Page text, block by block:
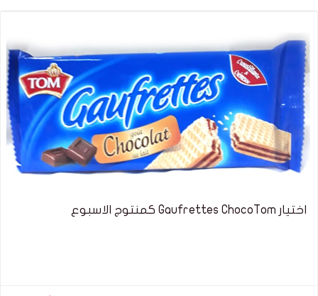
اختيار Gaufrettes ChocoTom كمنتوج الاسبوع